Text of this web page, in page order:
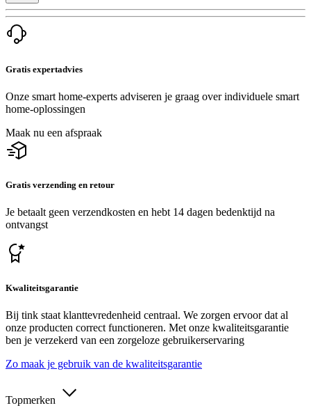
Gratis expertadvies
Onze smart home-experts adviseren je graag over individuele smart
home-oplossingen
Maak nu een afspraak
Gratis verzending en retour
Je betaalt geen verzendkosten en hebt 14 dagen bedenktijd na
ontvangst
Kwaliteitsgarantie
Bij tink staat klanttevredenheid centraal. We zorgen ervoor dat al
onze producten correct functioneren. Met onze kwaliteitsgarantie
ben je verzekerd van een zorgeloze gebruikerservaring
Zo maak je gebruik van de kwaliteitsgarantie
Topmerken